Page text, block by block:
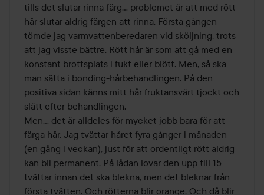
tills det slutar rinna färg… problemet är att med rött
hår slutar aldrig färgen att rinna. Första gången
tömde jag varmvattenberedaren vid sköljning, trots
att jag visste bättre. Rött hår är som att gå med en
konstant brottsplats i fukt eller blött. Men, så ska
man sätta i bonding-hårbehandlingen. På den
positiva sidan känns mitt hår fruktansvärt tjockt och
slätt efter behandlingen.
Men… det är alldeles för mycket jobb bara för att
färga hår. Jag tvättar håret fyra gånger i månaden
(en gång i veckan), just för att ordentligt rött aldrig
kan bli permanent. På lådan lovar den upp till 15
tvättar innan det ska blekna, men det bleknar från
första tvätten. Och rötterna blir orange. Och då blir